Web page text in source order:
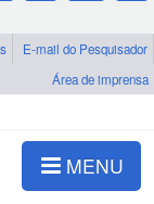
E-mail do Pesquisador
Área de imprensa
MENU